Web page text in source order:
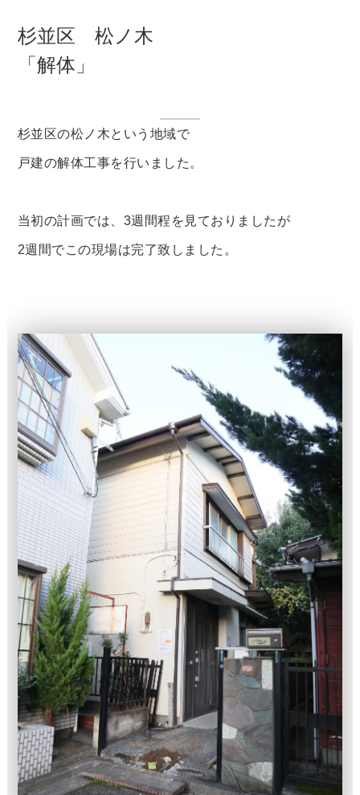
杉並区 松ノ木
「解体」
杉並区の松ノ木という地域で
戸建の解体工事を行いました。
当初の計画では、3週間程を見ておりましたが
2週間でこの現場は完了致しました。